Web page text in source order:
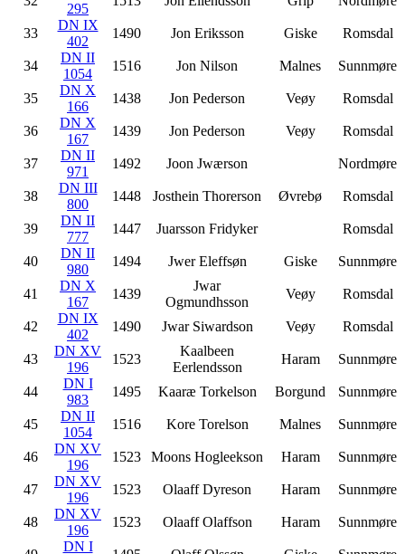
295
33
DN IX
402
1490 Jon Eriksson Giske Romsdal
34
DN II
1054
1516 Jon Nilson Malnes Sunnmøre
35
DN X
166
1438 Jon Pederson Veøy Romsdal
36
DN X
167
1439 Jon Pederson Veøy Romsdal
37
DN II
971
1492 Joon Jwærson Nordmøre
38
DN III
800
1448 Josthein Thorerson Øvrebø Romsdal
39
DN II
777
1447 Juarsson Fridyker Romsdal
40
DN II
980
1494 Jwer Eleffsøn Giske Sunnmøre
41
DN X
167
1439
Jwar
Ogmundhsson
Veøy Romsdal
42
DN IX
402
1490 Jwar Siwardson Veøy Romsdal
43
DN XV
196
1523
Kaalbeen
Eerlendsson
Haram Sunnmøre
44
DN I
983
1495 Kaaræ Torkelson Borgund Sunnmøre
45
DN II
1054
1516 Kore Torelson Malnes Sunnmøre
46
DN XV
196
1523 Moons Hogleekson Haram Sunnmøre
47
DN XV
196
1523 Olaaff Dyreson Haram Sunnmøre
48
DN XV
196
1523 Olaaff Olaffson Haram Sunnmøre
DN I